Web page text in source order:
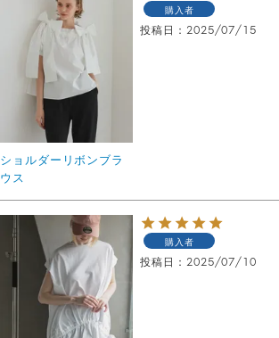
ショルダーリボンブラ
ウス
購入者
投稿日 2025/07/15
購入者
投稿日 2025/07/10